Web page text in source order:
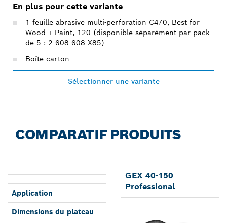
En plus pour cette variante
1 feuille abrasive multi-perforation C470, Best for
Wood + Paint, 120 (disponible séparément par pack
de 5 : 2 608 608 X85)
Boîte carton
Sélectionner une variante
COMPARATIF PRODUITS
Applica­tion
Dimen­sions du plateau
GEX 40-150
Professional